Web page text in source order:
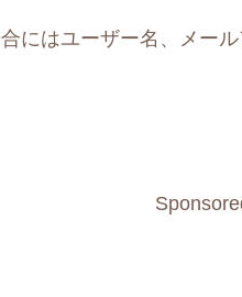
にはユーザー名、メー